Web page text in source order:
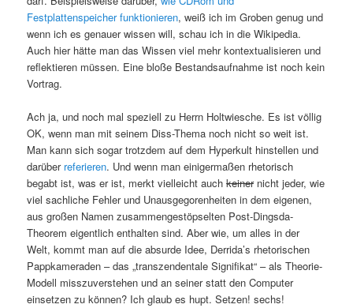
Festplattenspeicher funktionieren, weiß ich im Groben genug und
wenn ich es genauer wissen will, schau ich in die Wikipedia.
Auch hier hätte man das Wissen viel mehr kontextualisieren und
reflektieren müssen. Eine bloße Bestandsaufnahme ist noch kein
Vortrag.
Ach ja, und noch mal speziell zu Herrn Holtwiesche. Es ist völlig
OK, wenn man mit seinem Diss-Thema noch nicht so weit ist.
Man kann sich sogar trotzdem auf dem Hyperkult hinstellen und
darüber referieren. Und wenn man einigermaßen rhetorisch
begabt ist, was er ist, merkt vielleicht auchkeinernicht jeder, wie
viel sachliche Fehler und Unausgegorenheiten in dem eigenen,
aus großen Namen zusammengestöpselten Post-Dingsda-
Theorem eigentlich enthalten sind. Aber wie, um alles in der
Welt, kommt man auf die absurde Idee, Derrida’s rhetorischen
Pappkameraden – das „transzendentale Signifikat“ – als Theorie-
Modell misszuverstehen und an seiner statt den Computer
einsetzen zu können? Ich glaub es hupt. Setzen! sechs!